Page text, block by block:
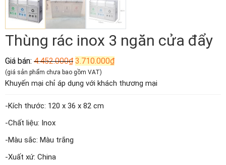
Thùng rác inox 3 ngăn cửa đẩy
Giá bán: 4.452.000₫ Giá
gốc
là:
4.452.000₫.
3.710.000₫Giá
hiện
là:
(giá sản phẩm chưa bao gồm VAT)
Khuyến mại chỉ áp dụng với khách thương mại
-Kích thước: 120 x 36 x 82 cm
-Chất liệu: Inox
-Màu sắc: Màu trắng
-Xuất xứ: China